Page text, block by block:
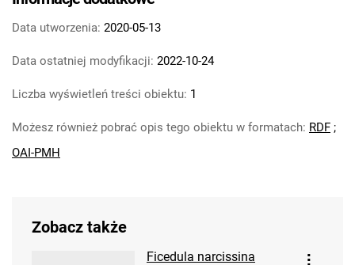
Data utworzenia: 2020-05-13
Data ostatniej modyfikacji: 2022-10-24
Liczba wyświetleń treści obiektu: 1
Możesz również pobrać opis tego obiektu w formatach: RDF ;
OAI-PMH
Zobacz także
Ficedula narcissina